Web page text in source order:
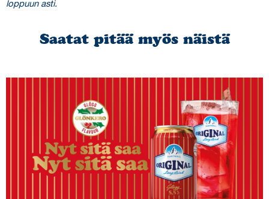
loppuun asti.
Saatat pitää myös näistä